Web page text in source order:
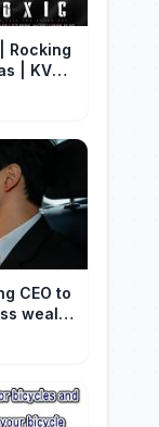
Rocking
| KVN |
CEO to
wealth